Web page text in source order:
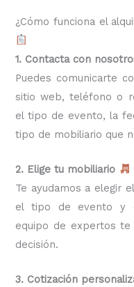
¿Cómo funciona el
1. Contacta con
Puedes comunicarte
sitio web, teléfono o
el tipo de evento, la
tipo de mobiliario que
2. Elige tu mobiliario
Te ayudamos a elegir
el tipo de evento y
equipo de expertos te
decisión.
3. Cotización